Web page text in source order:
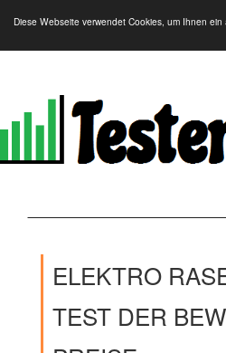
Diese Webseite verwendet Cookies, um Ihnen
ELEKTRO
TEST DER